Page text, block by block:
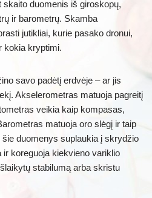
duomenis iš giroskopų,
ir barometrų. Skamba
jutikliai, kurie pasako dronui,
kokia kryptimi.
savo padėtį erdvėje – ar jis
Akselerometras matuoja pagreitį
veikia kaip kompasas,
matuoja oro slėgį ir taip
duomenys suplaukia į skrydžio
koreguoja kiekvieno variklio
stabilumą arba skristu